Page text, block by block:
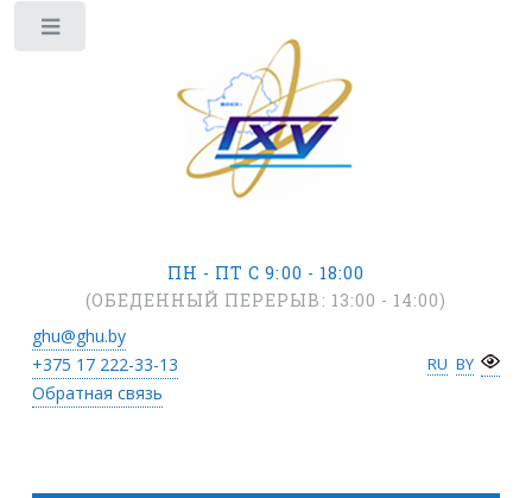
ПН - ПТ С 9:00 - 18:00
(ОБЕДЕННЫЙ ПЕРЕРЫВ: 13:00 - 14:00)
ghu@ghu.by
+375 17222-33-13
Обратная связь
RU BY